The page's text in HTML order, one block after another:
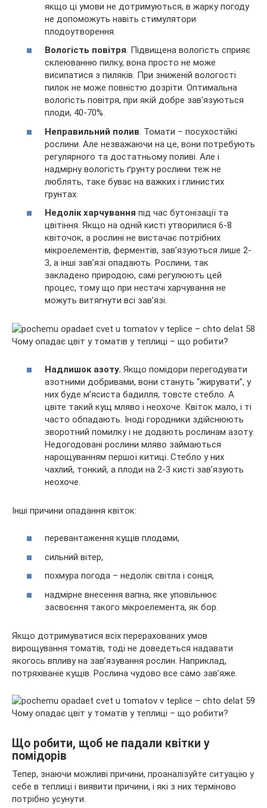
якщо ці умови не дотримуються, в жарку погоду
не допоможуть навіть стимулятори
плодоутворення.
Вологість повітря. Підвищена вологість сприяє
склеюванню пилку, вона просто не може
висипатися з пиляків. При зниженій вологості
пилок не може повністю дозріти. Оптимальна
вологість повітря, при якій добре зав’язуються
плоди, 40-70%.
Неправильний полив. Томати – посухостійкі
рослини. Але незважаючи на це, вони потребують
регулярного та достатньому поливі. Але і
надмірну вологість ґрунту рослини теж не
люблять, таке буває на важких і глинистих
грунтах.
Недолік харчування під час бутонізації та
цвітіння. Якщо на одній кисті утворилися 6-8
квіточок, а рослині не вистачає потрібних
мікроелементів, ферментів, зав’язуються лише 2-
3, а інші зав’язі опадають. Рослини, так
закладено природою, самі регулюють цей
процес, тому що при нестачі харчування не
можуть витягнути всі зав’язі.
Надлишок азоту. Якщо помідори перегодувати
азотними добривами, вони стануть “жирувати”, у
них буде м’ясиста бадилля, товсте стебло. А
цвіте такий кущ мляво і неохоче. Квіток мало, і ті
часто обпадають. Іноді городники здійснюють
зворотний помилку і не додають рослинам азоту.
Недогодовані рослини мляво займаються
нарощуванням першої китиці. Стебло у них
чахлий, тонкий, а плоди на 2-3 кисті зав’язують
неохоче.
Інші причини опадання квіток:
перевантаження кущів плодами,
сильний вітер,
похмура погода – недолік світла і сонця,
надмірне внесення вапна, яке уповільнює
засвоєння такого мікроелемента, як бор.
Якщо дотримуватися всіх перерахованих умов
вирощування томатів, тоді не доведеться надавати
якогось впливу на зав’язування рослин. Наприклад,
потряхіваніе кущів. Рослина чудово все само зав’яже.
Що робити, щоб не падали квітки у
помідорів
Тепер, знаючи можливі причини, проаналізуйте ситуацію у
себе в теплиці і виявити причини, і які з них терміново
потрібно усунути.